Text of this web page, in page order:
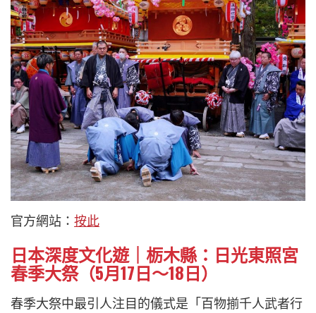
官方網站： 按此
日本深度文化遊｜栃木縣：日光東照宮
春季大祭（5月17日～18日）
春季大祭中最引人注目的儀式是「百物揃千人武者行